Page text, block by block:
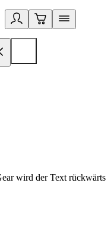
wird der Text rückwärts